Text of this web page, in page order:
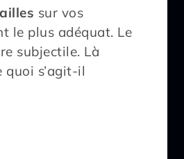
sur vos
le plus adéquat. Le
subjectile. Là
quoi s’agit-il